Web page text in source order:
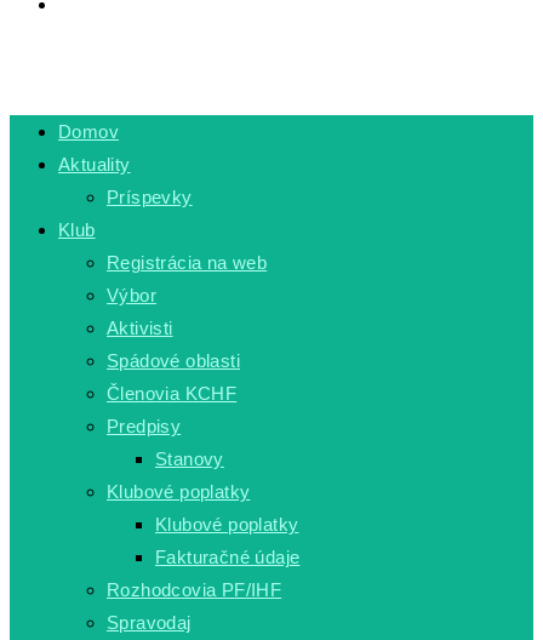
Domov
Aktuality
Príspevky
Klub
Registrácia na web
Výbor
Aktivisti
Spádové oblasti
Členovia KCHF
Predpisy
Stanovy
Klubové poplatky
Klubové poplatky
Fakturačné údaje
Rozhodcovia PF/IHF
Spravodaj